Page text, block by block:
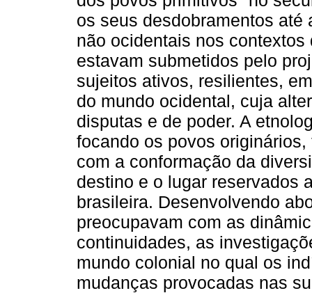
os seus desdobramentos
não ocidentais nos
estavam submetidos pelo
sujeitos ativos, resilientes,
do mundo ocidental, cuja
disputas e de poder. A
focando os povos
com a conformação da
destino e o lugar reservados
brasileira. Desenvolvendo
preocupavam com as
continuidades, as
mundo colonial no qual os
mudanças provocadas nas